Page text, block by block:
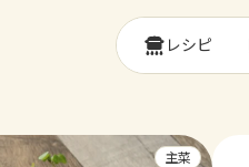
レシピ
主菜